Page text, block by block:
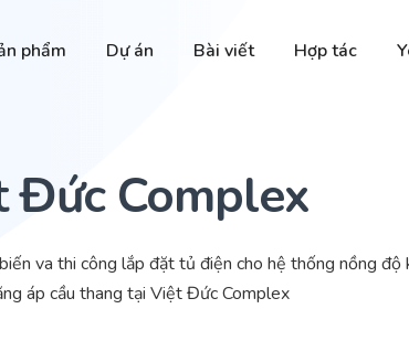
phẩm Dự án Bài viết Hợp tác
Đức Complex
va thi công lắp đặt tủ điện cho hệ thống nồng độ
áp cầu thang tại Việt Đức Complex